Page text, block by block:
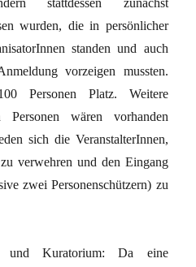
wurden, die in persönlicher
standen und auch
vorzeigen mussten.
Personen Platz. Weitere
wären vorhanden
sich die VeranstalterInnen,
verwehren und den Eingang
zwei Personenschützern) zu
und Kuratorium: Da eine